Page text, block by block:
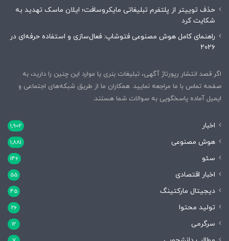
حذف توییتر از پلتفرم تبلیغاتی مایکروسافت؛ ایلان ماسک تهدید به
شکایت کرد
راهنمای کامل هوش مصنوعی فتوشاپ: فعال‌سازی و استفاده حرفه‌ای در
۲۰۲۶
اگر قصد انتشار رپورتاژ آگهی، تبلیغات بنری یا موارد این چنین را دارید، به
صفحه تماس با ما مراجعه نمایید. همکاران ما از طریق شبکه‌های اجتماعی و
ایمیل آماده پاسخگویی به سوالات شما هستند.
اخبار 1,902
هوش مصنوعی 1,881
سئو 146
اخبار اقتصادی 55
دیجیتال مارکتینگ 45
تولید محتوا 26
سرگرمی 12